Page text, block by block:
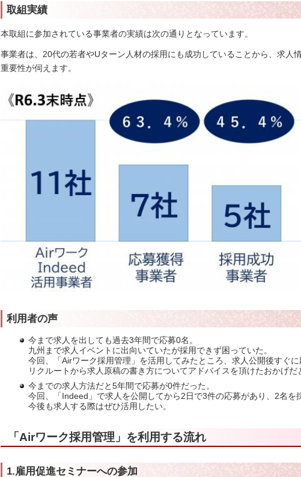
取組実績
本取組に参加されている事業者の実績は次の通りとなっています。
事業者は、20代の若者やUターン人材の採用にも成功していることから、求人
重要性が伺えます。
利用者の声
今まで求人を出しても過去3年間で応募0名。
九州まで求人イベントに出向いていたが採用できず困っていた。
今回、「Airワーク採用管理」を活用してみたところ、求人公開後すぐに
リクルートから求人原稿の書き方についてアドバイスを頂けたおかげだ
今までの求人方法だと5年間で応募が0件だった。
今回、「Indeed」で求人を公開してから2日で3件の応募があり、2名を
今後も求人する際はぜひ活用したい。
「Airワーク採用管理」を利用する流れ
1.雇用促進セミナーへの参加